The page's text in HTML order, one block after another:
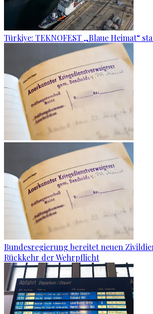
Türkiye: TEKNOFEST „Blaue Heimat“
Bundesregierung bereitet neuen
Rückkehr der Wehrpflicht